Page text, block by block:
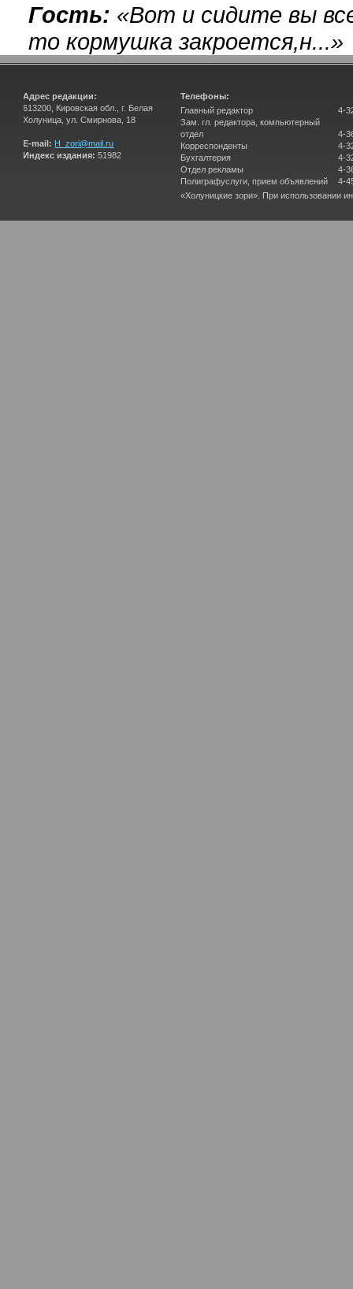
Гость: «Вот и сидите вы
то кормушка закроется,н...»
Адрес редакции:
613200, Кировская обл., г. Белая
Холуница, ул. Смирнова, 18
E-mail: H_zori@mail.ru
Индекс издания: 51982
Телефоны:
Главный редактор
Зам. гл. редактора, компьютерный
отдел
Корреспонденты
Бухгалтерия
Отдел рекламы
Полиграфуслуги, прием объявлений
4-
4-
4-
4-
4-
4-
«Холуницкие зори». При использовании